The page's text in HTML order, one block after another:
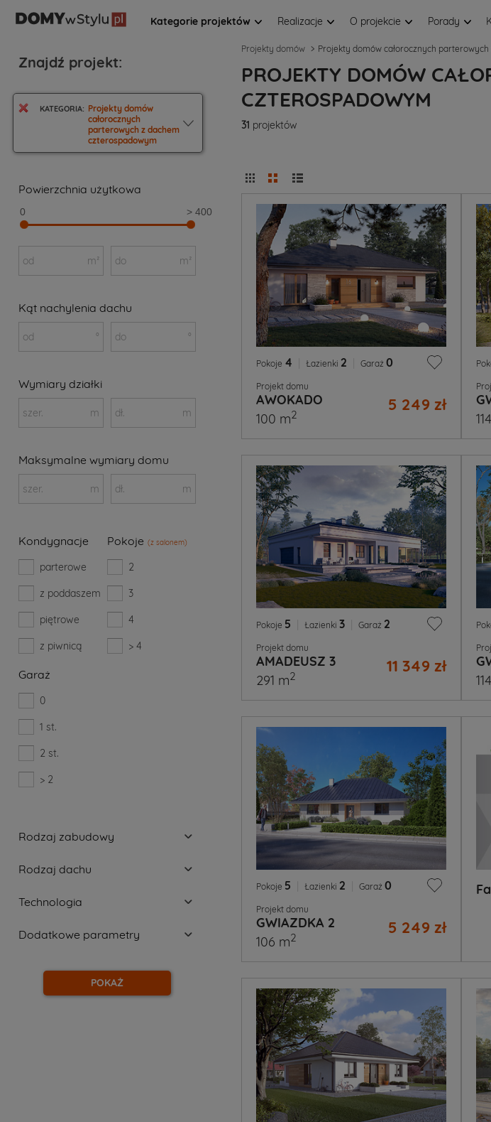
Kategorie projektów Realizacje O projekcie Porady
Projekty domów Projekty domów całorocznych
PROJEKTY DOMÓW
CZTEROSPADOWYM
31 projektów
Pokoje 4 Łazienki 2 Garaż 0
Projekt domu
AWOKADO 5 249 zł
100 m2
Pokoje 5 Łazienki 3 Garaż 2
Projekt domu
AMADEUSZ 3 11 349 zł
291 m2
Pokoje 5 Łazienki 2 Garaż 0
Projekt domu
GWIAZDKA 2 5 249 zł
106 m2
Znajdź projekt:
KATEGORIA: Projekty domów
całorocznych
parterowych z dachem
czterospadowym
Powierzchnia użytkowa
0 > 400
od m² do m²
Kąt nachylenia dachu
od ° do °
Wymiary działki
szer. m dł. m
Maksymalne wymiary domu
szer. m dł. m
Kondygnacje
parterowe
z poddaszem
piętrowe
z piwnicą
Pokoje (z salonem)
2
3
4
> 4
Garaż
0
1 st.
2 st.
> 2
Rodzaj zabudowy
Rodzaj dachu
Technologia
Dodatkowe parametry
POKAŻ